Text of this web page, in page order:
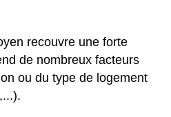
recouvre une forte
de nombreux facteurs
ou du type de logement